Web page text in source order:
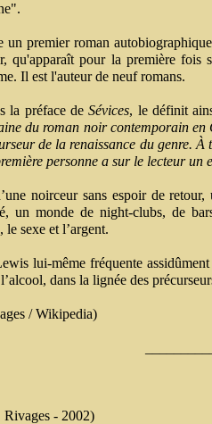
premier roman
qu'apparaît pour la première fois
Il est l'auteur de neuf romans.
la préface deSévices, le définit
du roman noir contemporain
de la renaissance du genre. À
personne a sur le lecteur un
noirceur sans espoir de
un monde de night-clubs, de
sexe et l’argent.
lui-même fréquente
dans la lignée des
/ Wikipedia)
Rivages - 2002)